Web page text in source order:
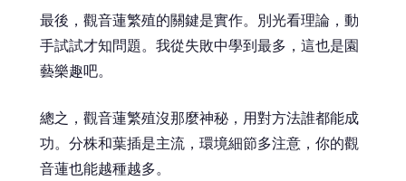
最後，觀音蓮繁殖的關鍵是實作。別光看理論，動
手試試才知問題。我從失敗中學到最多，這也是園
藝樂趣吧。
總之，觀音蓮繁殖沒那麼神秘，用對方法誰都能成
功。分株和葉插是主流，環境細節多注意，你的觀
音蓮也能越種越多。